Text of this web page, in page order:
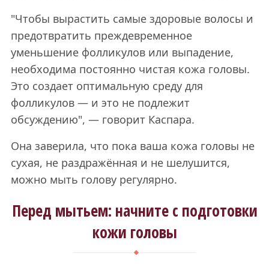
"Чтобы вырастить самые здоровые волосы и
предотвратить преждевременное
уменьшение фолликулов или выпадение,
необходима постоянно чистая кожа головы.
Это создает оптимальную среду для
фолликулов — и это не подлежит
обсуждению", — говорит Каспара.
Она заверила, что пока ваша кожа головы не
сухая, не раздражённая и не шелушится,
можно мыть голову регулярно.
Перед мытьем: начните с подготовки
кожи головы